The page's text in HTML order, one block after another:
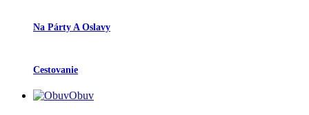
Na Párty A Oslavy
Cestovanie
Obuv